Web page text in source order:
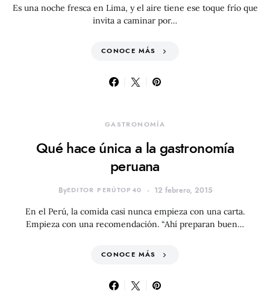
Es una noche fresca en Lima, y el aire tiene ese toque frío que
invita a caminar por…
CONOCE MÁS
GASTRONOMÍA
Qué hace única a la gastronomía
peruana
ByEDITOR PERÚTOP40 12 febrero, 2015
En el Perú, la comida casi nunca empieza con una carta.
Empieza con una recomendación. “Ahí preparan buen…
CONOCE MÁS